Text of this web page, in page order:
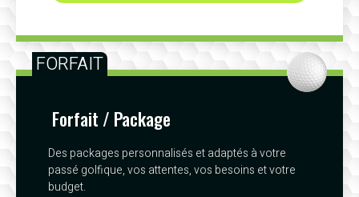
FORFAIT
Forfait / Package
Des packages personnalisés et adaptés à votre
passé golfique, vos attentes, vos besoins et votre
budget.